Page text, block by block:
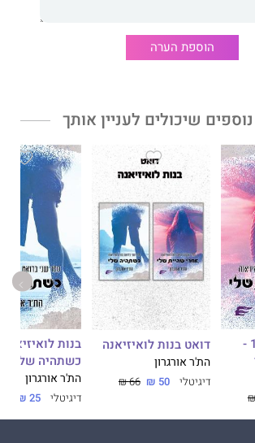
אחוזת חצות. כל ספר בסדרה נכתב על
הטוב שלי. הייתי מאוהב עד שהיא הרסה
חיפשתי אותה במשך ארבע שנים ארוכות, עד
לחטוף את רפסודי ביום שבו הייתה
אחר ולהכריח אותה להתמודד עם הזעם שלי
הגותית שלי.
הרצון שלי להעניש אותה, עדיין ישנה בינינו
וכשקירות האחוזה סוגרים עלינו, שנינו
האמת. האם נוכל לסמוך זה על זה, או שהעבר
רבי המכרפ' ריין
הוא רומן עכשווי אפל,
הוספת הערה
שיכולים לעניין אותך
בנות לואיזיאנה 1 -
דואט בנות לואיזיאנה
הת'ר אורגרון
דיגיטלי 50 ₪
66 ₪
כשתהיה שלי
הת'ר אורגרון
דיגיטלי 25 ₪